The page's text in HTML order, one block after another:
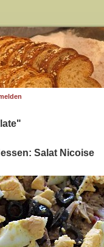
Salat Nicoise